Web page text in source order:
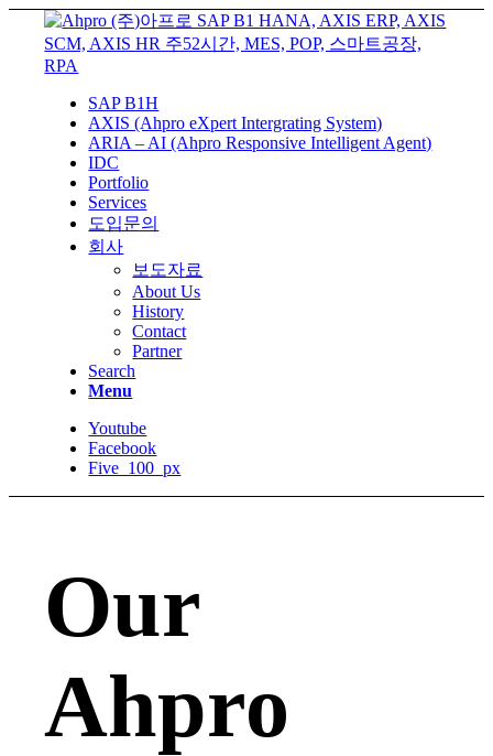
SAP B1H
AXIS (Ahpro eXpert Intergrating System)
ARIA – AI (Ahpro Responsive Intelligent Agent)
IDC
Portfolio
Services
도입문의
회사
보도자료
About Us
History
Contact
Partner
Search
Menu
Youtube
Facebook
Five_100_px
Our
Ahpro